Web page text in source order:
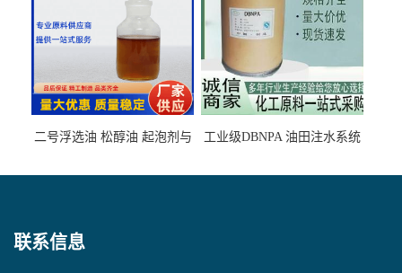
二号浮选油 松醇油 起泡剂与
工业级DBNPA 油田注水系统
联系信息